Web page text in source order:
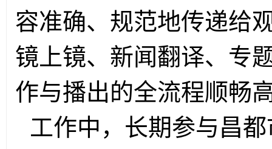
容准确、规范地传递给
镜上镜、新闻翻译、专
作与播出的全流程顺畅
工作中，长期参与昌